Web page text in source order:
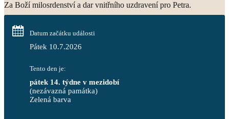
Za Boží milosrdenství a dar vnitřního uzdravení pro Petra.
Datum začátku události
Pátek 10.7.2026
Tento den je:
pátek 14. týdne v mezidobí
(nezávazná památka)
Zelená barva